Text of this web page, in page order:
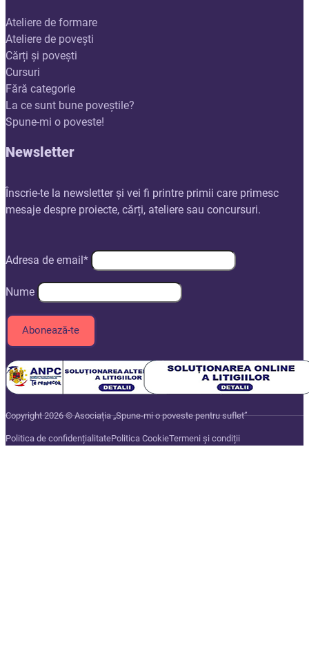
Ateliere de formare
Ateliere de povești
Cărți și povești
Cursuri
Fără categorie
La ce sunt bune poveștile?
Spune-mi o poveste!
Newsletter
Înscrie-te la newsletter și vei fi printre primii care primesc
mesaje despre proiecte, cărți, ateliere sau concursuri.
Adresa de email*
Nume
Copyright 2026 © Asociația „Spune-mi o poveste pentru suflet”
Politica de confidențialitatePolitica CookieTermeni și condiții